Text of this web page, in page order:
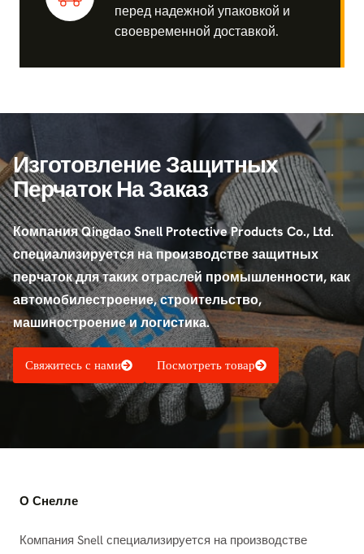
перед надежной упаковкой и
своевременной доставкой.
Изготовление Защитных
Перчаток На Заказ
Компания Qingdao Snell Protective Products Co., Ltd.
специализируется на производстве защитных
перчаток для таких отраслей промышленности, как
автомобилестроение, строительство,
машиностроение и логистика.
Свяжитесь с нами Посмотреть товар
О Снелле
Компания Snell специализируется на производстве